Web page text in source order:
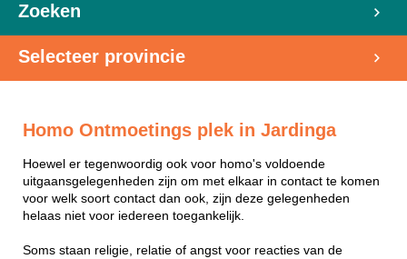
Zoeken
Selecteer provincie
Homo Ontmoetings plek in Jardinga
Hoewel er tegenwoordig ook voor homo's voldoende
uitgaansgelegenheden zijn om met elkaar in contact te komen
voor welk soort contact dan ook, zijn deze gelegenheden
helaas niet voor iedereen toegankelijk.
Soms staan religie, relatie of angst voor reacties van de